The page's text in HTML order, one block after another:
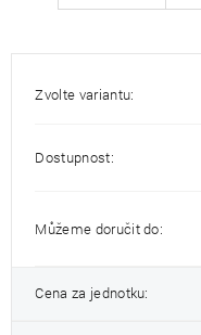
Zvolte variantu:
Dostupnost:
Můžeme doručit do:
Cena za jednotku: